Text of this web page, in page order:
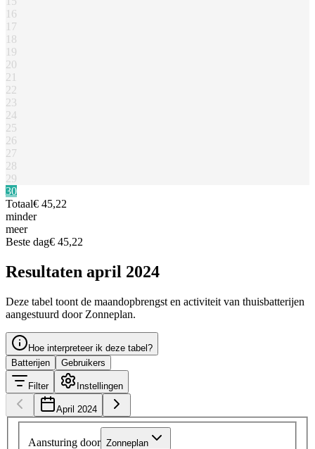
16
17
18
19
20
21
22
23
24
25
26
27
28
29
30
Totaal€ 45,22
minder
meer
Beste dag€ 45,22
Resultaten april 2024
Deze tabel toont de maandopbrengst en activiteit van thuisbatterijen
aangestuurd door Zonneplan.
Hoe interpreteer ik deze tabel?
Batterijen
Gebruikers
Filter Instellingen
April 2024
Aansturing door Zonneplan